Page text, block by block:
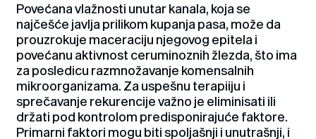
Povećana vlažnosti unutar kanala, koja se
najčešće javlja prilikom kupanja pasa, može da
prouzrokuje maceraciju njegovog epitela i
povećanu aktivnost ceruminoznih žlezda, što ima
za posledicu razmnožavanje komensalnih
mikroorganizama. Za uspešnu terapiiju i
sprečavanje rekurencije važno je eliminisati ili
držati pod kontrolom predisponirajuće faktore.
Primarni faktori mogu biti spoljašnji i unutrašnji, i